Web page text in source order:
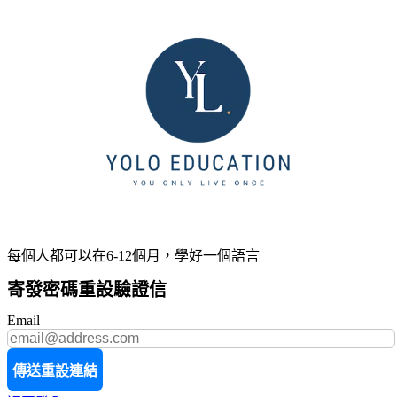
每個人都可以在6-12個月，學好一個語言
寄發密碼重設驗證信
Email
傳送重設連結